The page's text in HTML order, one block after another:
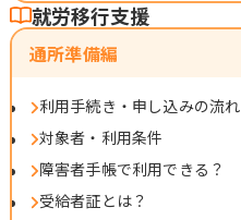
就労移行支援
通所準備編
利用手続き・申し込みの流れ
対象者・利用条件
障害者手帳で利用できる？
受給者証とは？